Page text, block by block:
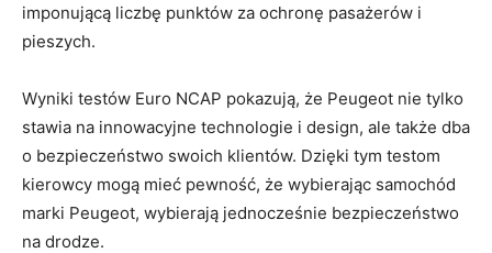
imponującą liczbę⁤ punktów​ za ochronę ⁣pasażerów i⁣
pieszych.
Wyniki testów Euro NCAP pokazują, że ​Peugeot nie tylko
stawia na innowacyjne technologie i design,⁣ ale także⁣ dba
o bezpieczeństwo‌ swoich klientów.⁤ Dzięki tym ‍testom
kierowcy mogą‍ mieć pewność, że wybierając⁢ samochód‍
marki‍ Peugeot, wybierają ‍jednocześnie bezpieczeństwo
na drodze.